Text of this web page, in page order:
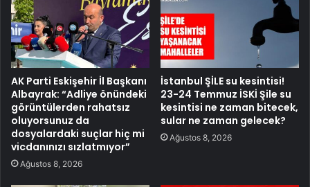
AK Parti Eskişehir İl Başkanı
Albayrak: “Adliye önündeki
görüntülerden rahatsız
oluyorsunuz da
dosyalardaki suçlar hiç mi
vicdanınızı sızlatmıyor”
Ağustos 8, 2026
İstanbul ŞİLE su kesintisi!
23-24 Temmuz İSKİ Şile su
kesintisi ne zaman bitecek,
sular ne zaman gelecek?
Ağustos 8, 2026